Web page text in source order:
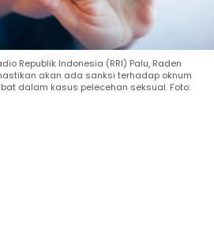
Republik Indonesia (RRI) Palu, Raden
akan ada sanksi terhadap oknum
dalam kasus pelecehan seksual. Foto: